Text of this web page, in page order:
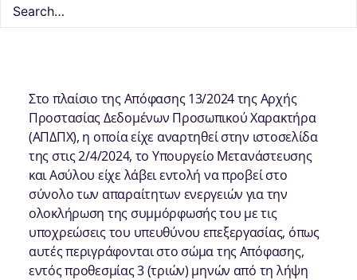
Στο πλαίσιο της Απόφασης 13/2024 της Αρχής
Προστασίας Δεδομένων Προσωπικού Χαρακτήρα
(ΑΠΔΠΧ), η οποία είχε αναρτηθεί στην ιστοσελίδα
της στις 2/4/2024, το Υπουργείο Μετανάστευσης
και Ασύλου είχε λάβει εντολή να προβεί στο
σύνολο των απαραίτητων ενεργειών για την
ολοκλήρωση της συμμόρφωσής του με τις
υποχρεώσεις του υπευθύνου επεξεργασίας, όπως
αυτές περιγράφονται στο σώμα της Απόφασης,
εντός προθεσμίας 3 (τριών) μηνών από τη λήψη